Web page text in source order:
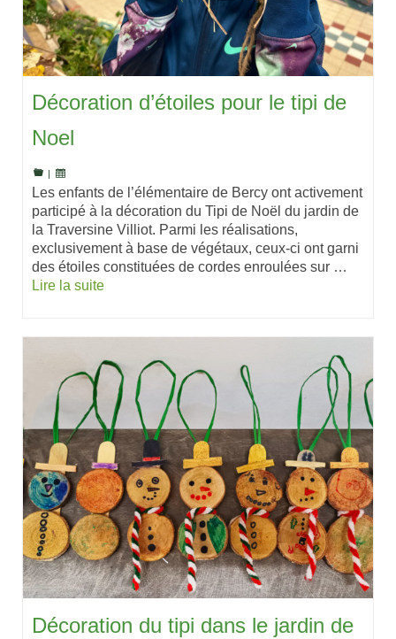
Décoration d’étoiles pour le tipi de
Noel
Les enfants de l’élémentaire de Bercy ont activement
participé à la décoration du Tipi de Noël du jardin de
la Traversine Villiot. Parmi les réalisations,
exclusivement à base de végétaux, ceux-ci ont garni
des étoiles constituées de cordes enroulées sur …
Lire la suite
Décoration du tipi dans le jardin de